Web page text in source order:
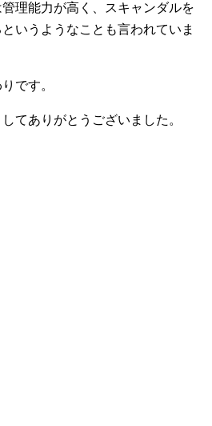
理能力が高く、スキャンダルを
いうようなことも言われていま
です。
てありがとうございました。